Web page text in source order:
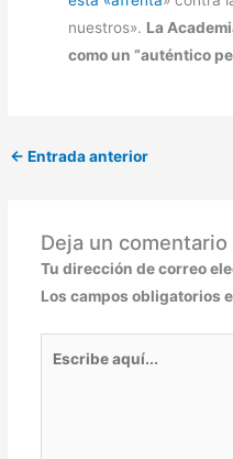
nuestros». La
como un “auténtico
← Entrada anterior
Deja un comentario
Tu dirección de correo
Los campos obligatorios